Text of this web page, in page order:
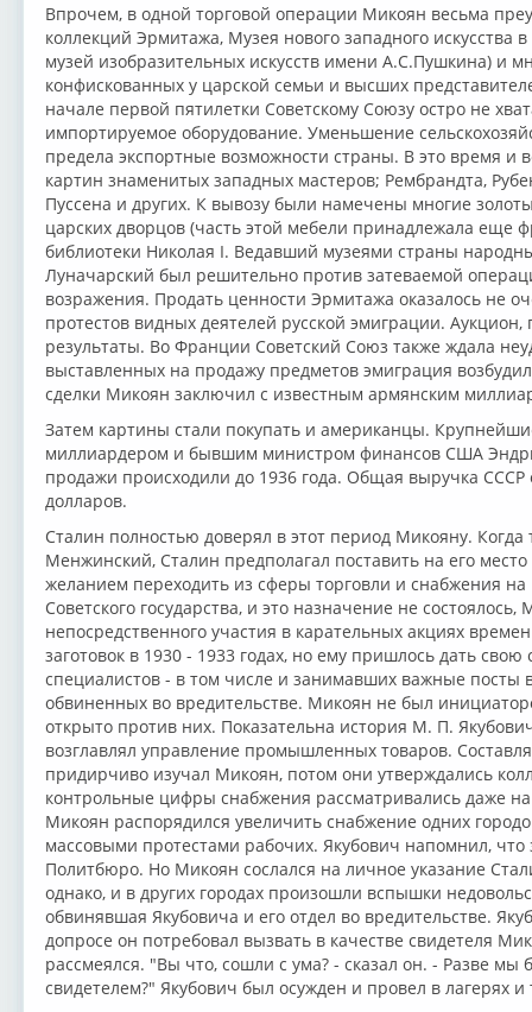
Впрочем, в одной торговой операции Микоян весьма
коллекций Эрмитажа, Музея нового западного искусства
музей изобразительных искусств имени А.С.Пушкина) и
конфискованных у царской семьи и высших
начале первой пятилетки Советскому Союзу остро не
импортируемое оборудование. Уменьшение
предела экспортные возможности страны. В это время и
картин знаменитых западных мастеров; Рембрандта,
Пуссена и других. К вывозу были намечены многие
царских дворцов (часть этой мебели принадлежала еще
библиотеки Николая I. Ведавший музеями страны
Луначарский был решительно против затеваемой
возражения. Продать ценности Эрмитажа оказалось не
протестов видных деятелей русской эмиграции.
результаты. Во Франции Советский Союз также ждала
выставленных на продажу предметов эмиграция
сделки Микоян заключил с известным армянским
Затем картины стали покупать и американцы.
миллиардером и бывшим министром финансов США
продажи происходили до 1936 года. Общая выручка СССР
долларов.
Сталин полностью доверял в этот период Микояну.
Менжинский, Сталин предполагал поставить на его
желанием переходить из сферы торговли и снабжения на
Советского государства, и это назначение не
непосредственного участия в карательных акциях
заготовок в 1930 - 1933 годах, но ему пришлось дать
специалистов - в том числе и занимавших важные посты
обвиненных во вредительстве. Микоян не был
открыто против них. Показательна история М. П.
возглавлял управление промышленных товаров.
придирчиво изучал Микоян, потом они утверждались
контрольные цифры снабжения рассматривались даже
Микоян распорядился увеличить снабжение одних
массовыми протестами рабочих. Якубович напомнил,
Политбюро. Но Микоян сослался на личное указание
однако, и в других городах произошли вспышки
обвинявшая Якубовича и его отдел во вредительстве.
допросе он потребовал вызвать в качестве свидетеля
рассмеялся. "Вы что, сошли с ума? - сказал он. - Разве
свидетелем?" Якубович был осужден и провел в лагерях